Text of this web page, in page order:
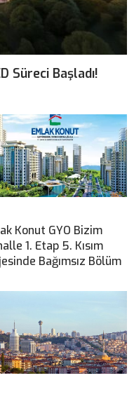
Süreci Başladı!
Konut GYO Bizim
1. Etap 5. Kısım
Bağımsız Bölüm